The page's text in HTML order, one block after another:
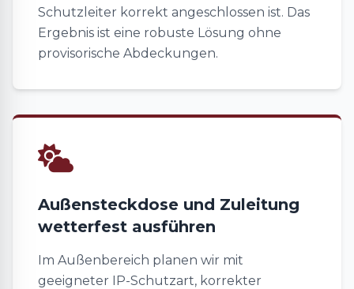
Schutzleiter korrekt angeschlossen ist. Das
Ergebnis ist eine robuste Lösung ohne
provisorische Abdeckungen.
Außensteckdose und Zuleitung
wetterfest ausführen
Im Außenbereich planen wir mit
geeigneter IP-Schutzart, korrekter